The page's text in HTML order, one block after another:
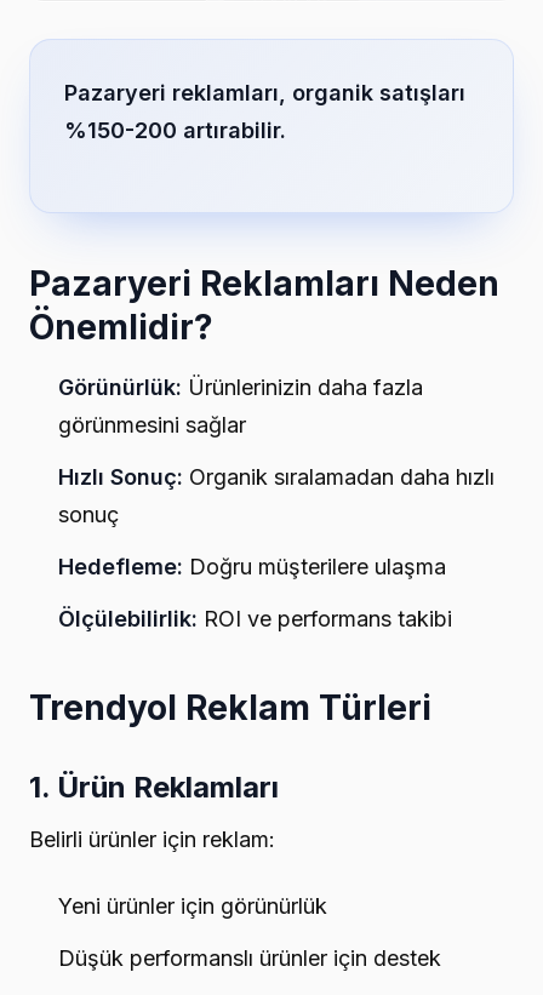
Pazaryeri reklamları, organik satışları
%150-200 artırabilir.
Pazaryeri Reklamları Neden
Önemlidir?
Görünürlük: Ürünlerinizin daha fazla
görünmesini sağlar
Hızlı Sonuç: Organik sıralamadan daha hızlı
sonuç
Hedefleme: Doğru müşterilere ulaşma
Ölçülebilirlik: ROI ve performans takibi
Trendyol Reklam Türleri
1. Ürün Reklamları
Belirli ürünler için reklam:
Yeni ürünler için görünürlük
Düşük performanslı ürünler için destek